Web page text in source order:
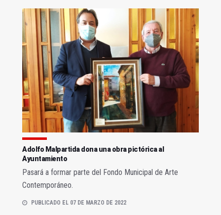
Adolfo Malpartida dona una obra pictórica al
Ayuntamiento
Pasará a formar parte del Fondo Municipal de Arte
Contemporáneo.
PUBLICADO EL 07 DE MARZO DE 2022